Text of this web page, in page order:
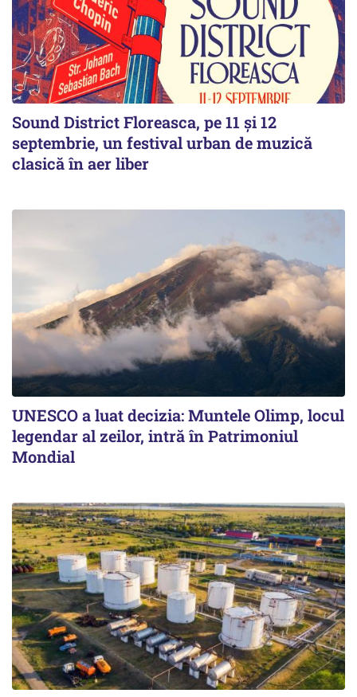
Sound District Floreasca, pe 11 și 12
septembrie, un festival urban de muzică
clasică în aer liber
UNESCO a luat decizia: Muntele Olimp, locul
legendar al zeilor, intră în Patrimoniul
Mondial